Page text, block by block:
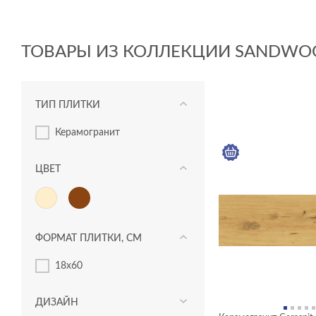
ТОВАРЫ ИЗ КОЛЛЕКЦИИ
ТИП ПЛИТКИ
керамогранит
ЦВЕТ
ФОРМАТ ПЛИТКИ, СМ
18x60
ДИЗАЙН